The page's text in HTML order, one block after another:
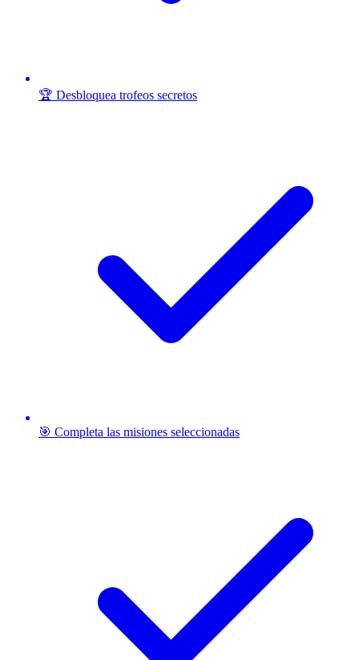
🏆 Desbloquea trofeos secretos
🎯 Completa las misiones seleccionadas